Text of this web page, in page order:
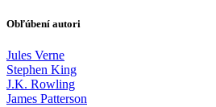
Obľúbení autori
Jules Verne
Stephen King
J.K. Rowling
James Patterson